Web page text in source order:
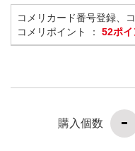
コメリカード番号登録、
コメリポイント ： 52ポ
購入個数